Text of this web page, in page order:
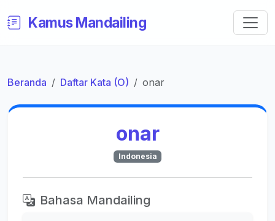
Kamus Mandailing
Beranda Daftar Kata (O) onar
onar
Indonesia
Bahasa Mandailing